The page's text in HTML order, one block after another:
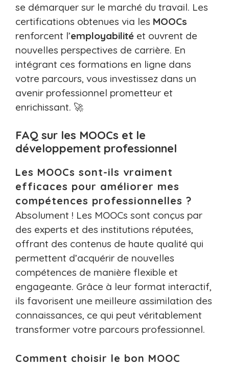
se démarquer sur le marché du travail. Les
certifications obtenues via les MOOCs
renforcent l’employabilité et ouvrent de
nouvelles perspectives de carrière. En
intégrant ces formations en ligne dans
votre parcours, vous investissez dans un
avenir professionnel prometteur et
enrichissant. 🚀
FAQ sur les MOOCs et le
développement professionnel
Les MOOCs sont-ils vraiment
efficaces pour améliorer mes
compétences professionnelles ?
Absolument ! Les MOOCs sont conçus par
des experts et des institutions réputées,
offrant des contenus de haute qualité qui
permettent d’acquérir de nouvelles
compétences de manière flexible et
engageante. Grâce à leur format interactif,
ils favorisent une meilleure assimilation des
connaissances, ce qui peut véritablement
transformer votre parcours professionnel.
Comment choisir le bon MOOC